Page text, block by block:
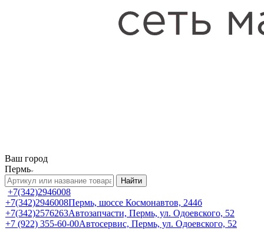
Ваш город
Пермь
Найти
+7(342)2946008
+7(342)2946008Пермь, шоссе Космонавтов, 244б
+7(342)2576263Автозапчасти, Пермь, ул. Одоевского, 52
+7 (922) 355-60-00Автосервис, Пермь, ул. Одоевского, 52